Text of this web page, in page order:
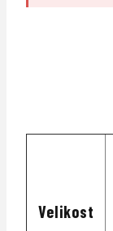
Velikost